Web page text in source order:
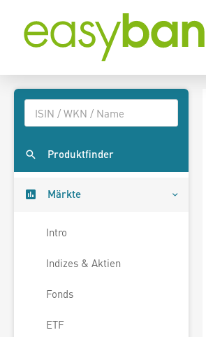
Produktfinder
Märkte
Intro
Indizes & Aktien
Fonds
ETF